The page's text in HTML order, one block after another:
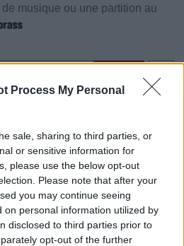
Process My Personal
sale, sharing to third parties, or
or sensitive information for
please use the below opt-out
Please note that after your
you may continue seeing
on personal information utilized by
disclosed to third parties prior to
opt-out of the further
musique ou une partition au
«If Ever»
Chanson sans vidéo